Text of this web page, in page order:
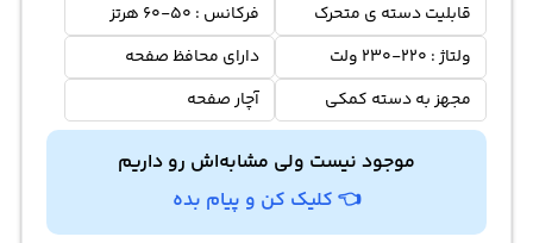
قابلیت دسته ی متحرک
فرکانس : 50-60 هرتز
ولتاژ : 220-230 ولت
دارای محافظ صفحه
مجهز به دسته کمکی
آچار صفحه
موجود نیست ولی مشابه‌اش رو داریم
👈 کلیک کن و پیام بده